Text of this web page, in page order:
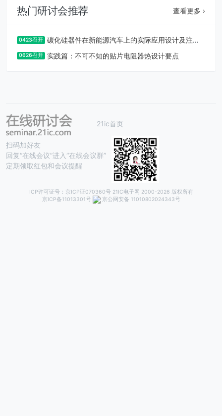
热门研讨会推荐 查看更多 ›
0423召开
碳化硅器件在新能源汽车上的实际应用设计及注意
事项
0626召开 实践篇：不可不知的贴片电阻器热设计要点
21ic首页
扫码加好友
回复“在线会议”进入“在线会议群”
定期领取红包和会议提醒
ICP许可证号：京ICP证070360号 21IC电子网 2000-2026 版权所有
京ICP备11013301号
京公网安备 11010802024343号